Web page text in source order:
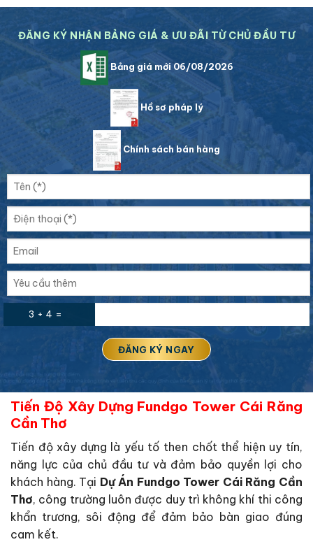
ĐĂNG KÝ NHẬN BẢNG GIÁ & ƯU ĐÃI TỪ CHỦ ĐẦU TƯ
Bảng giá mới 06/08/2026
Hồ sơ pháp lý
Chính sách bán hàng
3 + 4 =
Tiến Độ Xây Dựng Fundgo Tower Cái Răng
Cần Thơ
Tiến độ xây dựng là yếu tố then chốt thể hiện uy tín,
năng lực của chủ đầu tư và đảm bảo quyền lợi cho
khách hàng. Tại Dự Án Fundgo Tower Cái Răng Cần
Thơ, công trường luôn được duy trì không khí thi công
khẩn trương, sôi động để đảm bảo bàn giao đúng
cam kết.